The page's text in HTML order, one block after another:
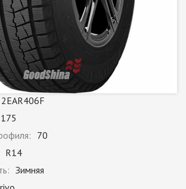
2EAR406F
175
70
R14
Зимняя